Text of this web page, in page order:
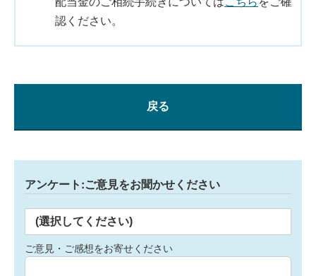
認ください。
戻る
アンケート:ご意見をお聞かせください
(選択してください)
ご意見・ご感想をお寄せください